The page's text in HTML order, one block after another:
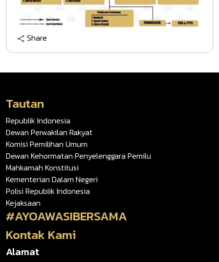
Share
Tautan
Republik Indonesia
Dewan Perwakilan Rakyat
Komisi Pemilihan Umum
Dewan Kehormatan Penyelenggara Pemilu
Mahkamah Konstitusi
Kementerian Dalam Negeri
Polisi Republik Indonesia
Kejaksaan
#AYOAWASIBERSAMA
Kontak Kami
Alamat